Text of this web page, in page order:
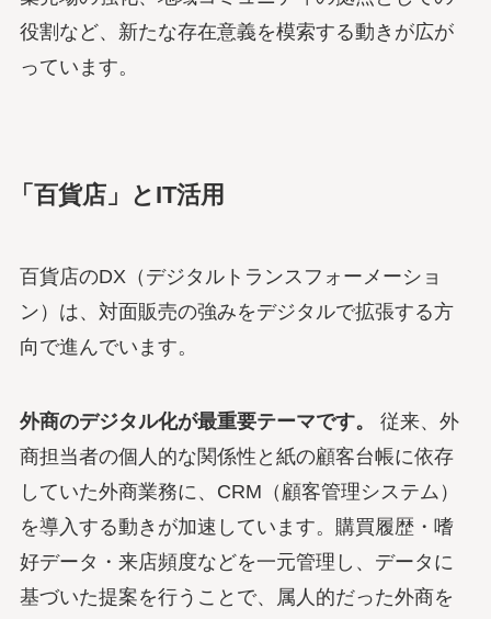
役割など、新たな存在意義を模索する動きが広が
っています。
「百貨店」とIT活用
百貨店のDX（デジタルトランスフォーメーショ
ン）は、対面販売の強みをデジタルで拡張する方
向で進んでいます。
外商のデジタル化が最重要テーマです。
従来、外
商担当者の個人的な関係性と紙の顧客台帳に依存
していた外商業務に、CRM（顧客管理システム）
を導入する動きが加速しています。購買履歴・嗜
好データ・来店頻度などを一元管理し、データに
基づいた提案を行うことで、属人的だった外商を